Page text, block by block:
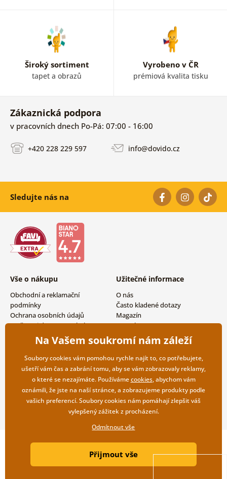
Široký sortiment
tapet a obrazů
Vyrobeno v ČR
prémiová kvalita tisku
Zákaznická podpora
v pracovních dnech Po-Pá: 07:00 - 16:00
+420 228 229 597 info@dovido.cz
Sledujte nás na
Vše o nákupu
Obchodní a reklamační
podmínky
Ochrana osobních údajů
Možnosti dopravy a platby
Vrácení zboží
Užitečné informace
O nás
Často kladené dotazy
Magazín
Kontakty
Velkoobchodní spolupráce
Copyright ©2019 © Dovido.cz.
Litvanyi.sk| E-shop vytvořila
Na Vašem soukromí nám záleží
Soubory cookies vám pomohou rychle najít to, co potřebujete,
ušetří vám čas a zabrání tomu, aby se vám zobrazovaly reklamy,
o které se nezajímáte. Používámecookies, abychom vám
oznámili, že jste na naší stránce, a zobrazujeme produkty podle
vašich preferencí. Soubory cookies nám pomáhají zlepšit váš
vylepšený zážitek z procházení.
Odmítnout vše
Přijmout vše